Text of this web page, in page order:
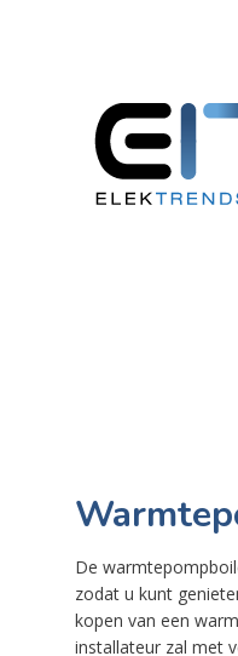
De
zodat u kunt
kopen van een
installateur zal met